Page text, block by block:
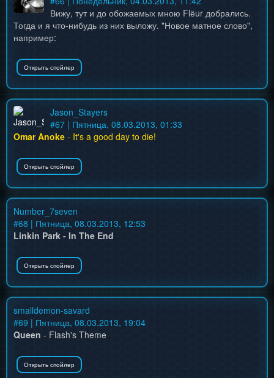
Вижу, тут и до обожаемых мною Flёur добрались.
Тогда и я что-нибудь из них выложу. "Новое матное слово",
например:
Jason_Stayers
#67 | Пятница, 08.03.2013, 01:33
Omar Anoke - It's a good day to die!
Number_7seven
#68 | Пятница, 08.03.2013, 12:53
Linkin Park - In The End
smalldemon-savard
#69 | Пятница, 08.03.2013, 19:04
Queen - Flash's Theme